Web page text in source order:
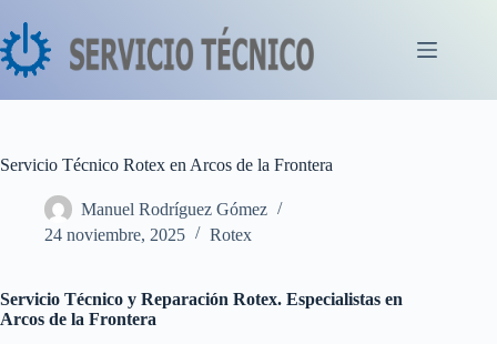
al
contenido
Servicio Técnico Rotex en Arcos de la Frontera
Manuel Rodríguez Gómez
24 noviembre, 2025
Rotex
Servicio Técnico y Reparación Rotex. Especialistas en
Arcos de la Frontera